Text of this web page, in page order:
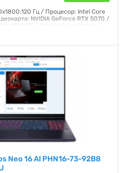
Гц / Процесор: Intel Core
NVIDIA GeForce RTX 5070 /
1000 ГБ / ОС: Windows 11 Home /
Neo 16 AI PHN16-73-92B8